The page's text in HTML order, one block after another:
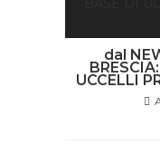
dal
UCCELLI